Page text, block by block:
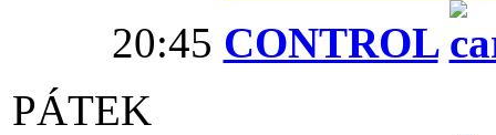
20:45 CONTROL
PÁTEK